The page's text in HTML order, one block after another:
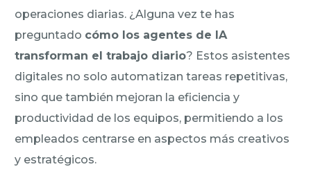
operaciones diarias. ¿Alguna vez te has
preguntado cómo los agentes de IA
transforman el trabajo diario? Estos asistentes
digitales no solo automatizan tareas repetitivas,
sino que también mejoran la eficiencia y
productividad de los equipos, permitiendo a los
empleados centrarse en aspectos más creativos
y estratégicos.